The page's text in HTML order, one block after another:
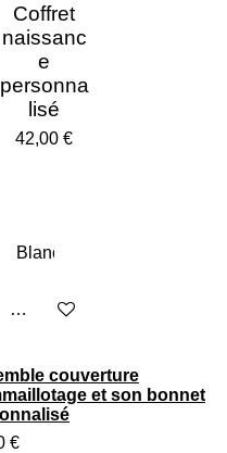
Coffret
naissanc
e
personna
lisé
42,00 €
Voir les détails
couverture
et son bonnet
€